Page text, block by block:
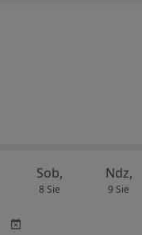
Sob,
8 Sie
Ndz,
9 Sie